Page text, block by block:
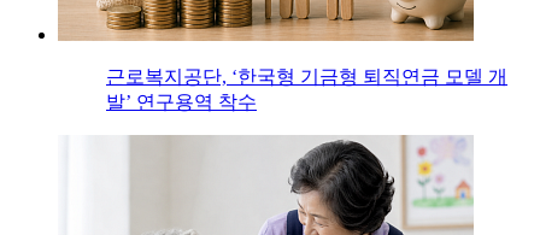
근로복지공단, ‘한국형 기금형 퇴직연금 모델 개
발’ 연구용역 착수